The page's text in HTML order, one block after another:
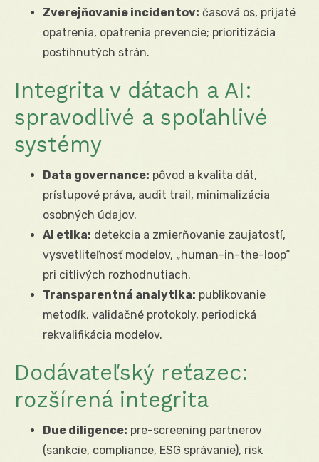
Zverejňovanie incidentov: časová os, prijaté
opatrenia, opatrenia prevencie; prioritizácia
postihnutých strán.
Integrita v dátach a AI:
spravodlivé a spoľahlivé
systémy
Data governance: pôvod a kvalita dát,
prístupové práva, audit trail, minimalizácia
osobných údajov.
AI etika: detekcia a zmierňovanie zaujatostí,
vysvetliteľnosť modelov, „human-in-the-loop“
pri citlivých rozhodnutiach.
Transparentná analytika: publikovanie
metodík, validačné protokoly, periodická
rekvalifikácia modelov.
Dodávateľský reťazec:
rozšírená integrita
Due diligence: pre-screening partnerov
(sankcie, compliance, ESG správanie), risk